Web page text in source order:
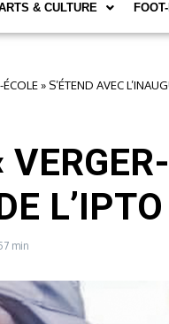
& CULTURE
» S’ÉTEND AVEC
min